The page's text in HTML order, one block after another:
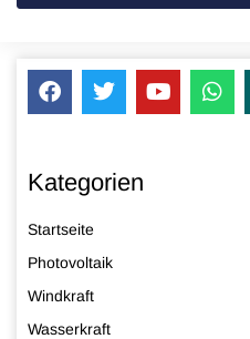
Kategorien
Startseite
Photovoltaik
Windkraft
Wasserkraft